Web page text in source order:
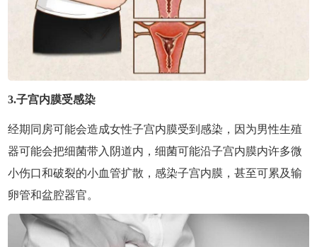
3.子宫内膜受感染
经期同房可能会造成女性子宫内膜受到感染，因为男性生殖
器可能会把细菌带入阴道内，细菌可能沿子宫内膜内许多微
小伤口和破裂的小血管扩散，感染子宫内膜，甚至可累及输
卵管和盆腔器官。